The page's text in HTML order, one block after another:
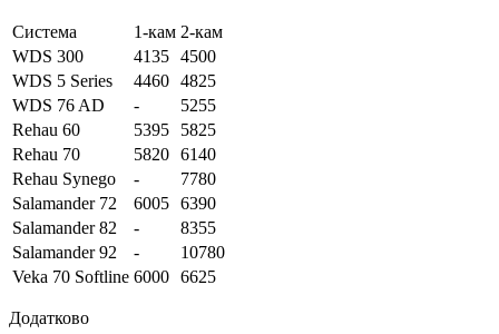
Система 1-кам 2-кам
WDS 300
4135 4500
WDS 5 Series
4460 4825
WDS 76 AD
-
5255
Rehau 60
5395
5825
Rehau 70
5820 6140
Rehau Synego
-
7780
Salamander 72
6005 6390
Salamander 82
-
8355
Salamander 92
-
10780
Veka 70 Softline 6000 6625
Додатково